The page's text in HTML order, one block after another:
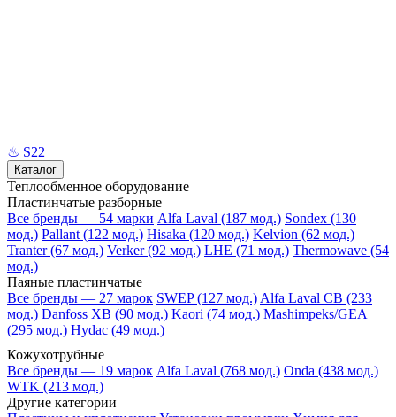
♨ S22
Каталог
Теплообменное оборудование
Пластинчатые разборные
Все бренды — 54 марки Alfa Laval (187 мод.) Sondex (130
мод.) Pallant (122 мод.) Hisaka (120 мод.) Kelvion (62 мод.)
Tranter (67 мод.) Verker (92 мод.) LHE (71 мод.) Thermowave (54
мод.)
Паяные пластинчатые
Все бренды — 27 марок SWEP (127 мод.) Alfa Laval CB (233
мод.) Danfoss XB (90 мод.) Kaori (74 мод.) Mashimpeks/GEA
(295 мод.) Hydac (49 мод.)
Кожухотрубные
Все бренды — 19 марок Alfa Laval (768 мод.) Onda (438 мод.)
WTK (213 мод.)
Другие категории